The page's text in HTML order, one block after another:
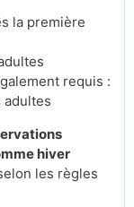
la première
requis :
hiver
les règles